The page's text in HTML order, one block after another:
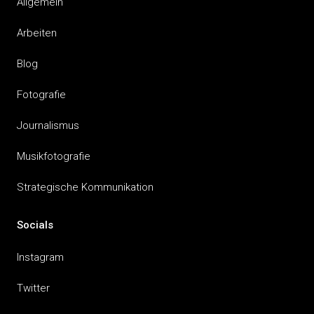
Arbeiten
Blog
Fotografie
Journalismus
Musikfotografie
Strategische Kommunikation
Socials
Instagram
Twitter